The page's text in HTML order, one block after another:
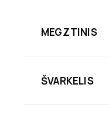
MEGZTINIS
ŠVARKELIS